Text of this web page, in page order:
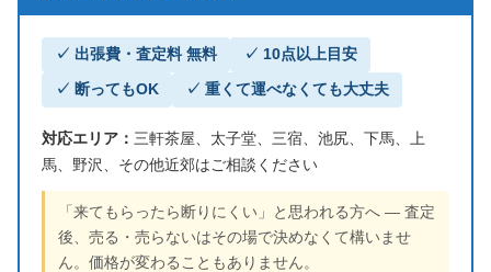
✓ 出張費・査定料 無料 ✓ 10点以上目安
✓ 断ってもOK ✓ 重くて運べなくても大丈夫
対応エリア： 三軒茶屋、太子堂、三宿、池尻、下馬、上
馬、野沢、その他近郊はご相談ください
「来てもらったら断りにくい」と思われる方へ — 査定
後、売る・売らないはその場で決めなくて構いませ
ん。価格が変わることもありません。